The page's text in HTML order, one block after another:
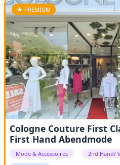
★ PREMIUM
Cologne Couture First
First Hand Abendmode
Mode & Accessoires
2nd Hand/